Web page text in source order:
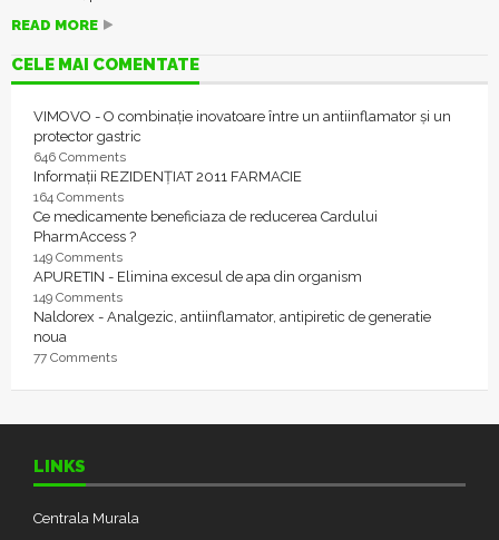
READ MORE
CELE MAI COMENTATE
VIMOVO - O combinație inovatoare între un antiinflamator și un
protector gastric
646 Comments
Informații REZIDENȚIAT 2011 FARMACIE
164 Comments
Ce medicamente beneficiaza de reducerea Cardului
PharmAccess ?
149 Comments
APURETIN - Elimina excesul de apa din organism
149 Comments
Naldorex - Analgezic, antiinflamator, antipiretic de generatie
noua
77 Comments
LINKS
Centrala Murala